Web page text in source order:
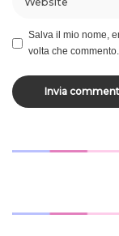
Salva il mio nome,
volta che commento.